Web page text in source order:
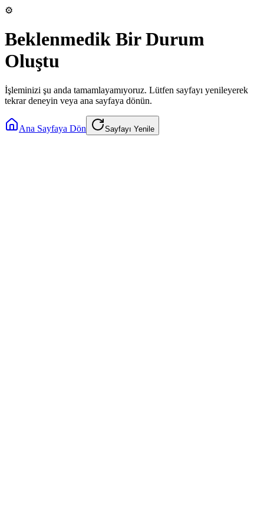
⚙️
Beklenmedik Bir Durum
Oluştu
İşleminizi şu anda tamamlayamıyoruz. Lütfen sayfayı yenileyerek
tekrar deneyin veya ana sayfaya dönün.
Ana Sayfaya Dön Sayfayı Yenile